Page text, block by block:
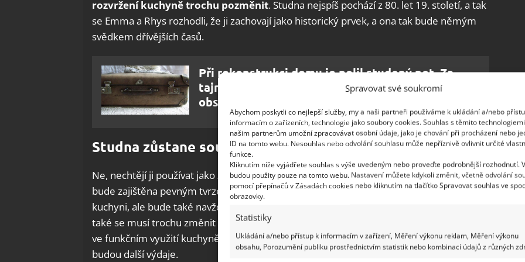
Spravovat své soukromí
Abychom poskytli co nejlepší služby, my a naši partneři používáme k ukládání a/nebo
informacím o zařízeních, technologie jako soubory cookies. Souhlas s těmito
našim partnerům umožní zpracovávat osobní údaje, jako je chování při procházení nebo
ID na tomto webu. Nesouhlas nebo odvolání souhlasu může nepříznivě ovlivnit určité
funkce.
Kliknutím níže vyjádřete souhlas s výše uvedeným nebo proveďte podrobnější rozhodnutí.
budou použity pouze na tomto webu. Nastavení můžete kdykoli změnit, včetně odvolání
pomocí přepínačů v Zásadách cookies nebo kliknutím na tlačítko Spravovat souhlas ve
obrazovky.
Statistiky
Ukládání a/nebo přístup k informacím v zařízení, Měření výkonu reklam, Měření výkonu
obsahu, Porozumění publiku prostřednictvím statistik nebo kombinací údajů z různých
rozvržení kuchyně trochu pozměnit. Studna nejspíš pochází z 80. let 19. století, a tak
se Emma a Rhys rozhodli, že ji zachovají jako historický prvek, a ona tak bude němým
svědkem dřívějších časů.
Při rekonstrukci domu je polil studený pot. Za
tajnými dveřmi našli starý kufr s mrazivým
obsahem
Studna zůstane součástí historie
Ne, nechtějí ji používat jako zdroj vody. Dovnitř studny budou umístěna světla a nahoře
bude zajištěna pevným tvrzeným sklem. Tak se studna stane unikátním prvkem v jejich
kuchyni, ale bude také navždy
také se musí trochu změnit dispozice kuchyňského prostoru, aby studna nepřekážela
ve funkčním využití kuchyně. Jediné, co bude na provedení tohoto plánu nepříjemné,
budou další výdaje.